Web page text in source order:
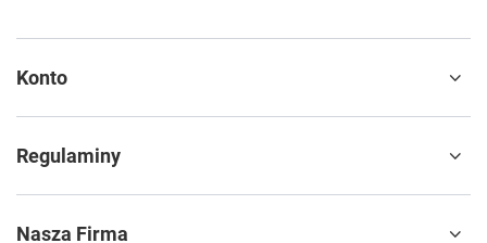
Konto
Regulaminy
Nasza Firma